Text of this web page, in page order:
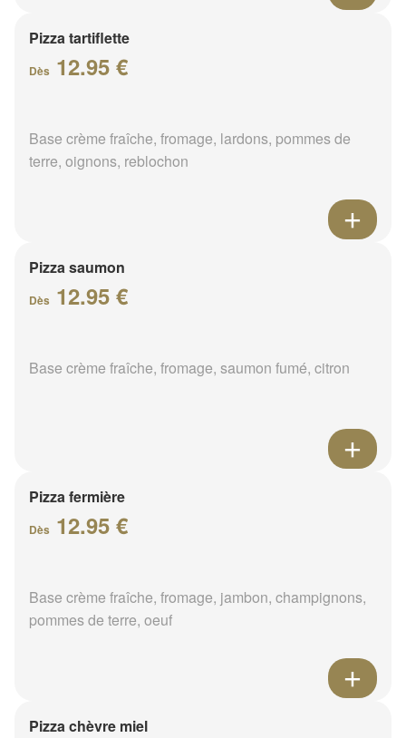
Pizza tartiflette
Dès 12.95 €
Base crème fraîche, fromage, lardons, pommes de
terre, oignons, reblochon
Pizza saumon
Dès 12.95 €
Base crème fraîche, fromage, saumon fumé, citron
Pizza fermière
Dès 12.95 €
Base crème fraîche, fromage, jambon, champignons,
pommes de terre, oeuf
Pizza chèvre miel